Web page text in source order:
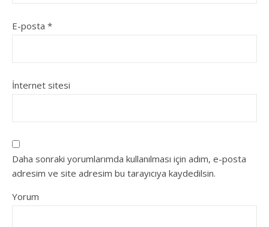
E-posta *
İnternet sitesi
Daha sonraki yorumlarımda kullanılması için adım, e-posta
adresim ve site adresim bu tarayıcıya kaydedilsin.
Yorum